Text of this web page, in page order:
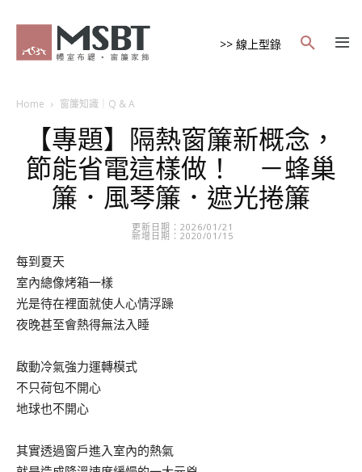
>> 線上型錄
Home 窗簾知識｜Q & A
【專題】隔熱窗簾新概念，
節能省電這樣做！ －蜂巢
簾．風琴簾．遮光捲簾
更新日期：2026/01/21
新增日期：2020/01/15
每到夏天
室內總像烤箱一樣
光是待在裡面就使人心情浮躁
夜晚甚至會熱得無法入睡
啟動冷氣強力運轉模式
不只荷包不開心
地球也不開心
其實透過窗戶進入室內的熱氣